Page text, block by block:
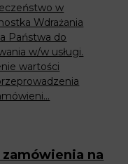
w
Wdrażania
Państwa do
w/w usługi.
wartości
na